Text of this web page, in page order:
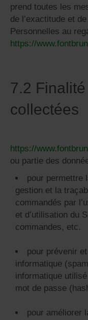
prend toutes les
de l’exactitude et
Personnelles au
https://
7.2
collectées
https://
ou partie des
pour permettre
gestion et la
commandés par
et d’utilisation du
commandes, etc.
pour prévenir
informatique
informatique
mot de passe
pour améliorer